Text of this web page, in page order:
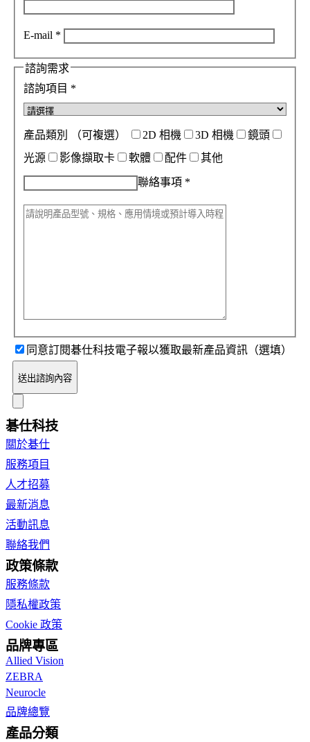
E-mail *
諮詢需求
諮詢項目 *
產品類別 （可複選） 2D 相機 3D 相機
鏡頭
光源
影像擷取卡 軟體 配件 其他
聯絡事項 *
同意訂閱碁仕科技電子報以獲取最新產品資訊（選填）
送出諮詢內容
碁仕科技
關於碁仕
服務項目
人才招募
最新消息
活動訊息
聯絡我們
政策條款
服務條款
隱私權政策
Cookie 政策
品牌專區
Allied Vision
ZEBRA
Neurocle
品牌總覽
產品分類